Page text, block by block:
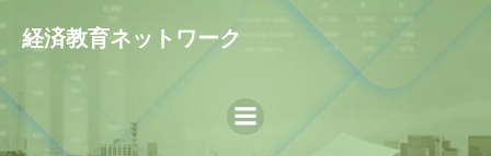
ツ
経済教育ネットワーク